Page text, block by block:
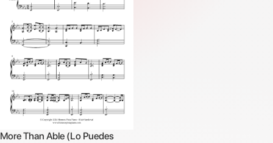
More Than Able (Lo Puedes